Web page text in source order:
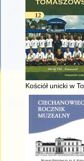
Kościół unicki w